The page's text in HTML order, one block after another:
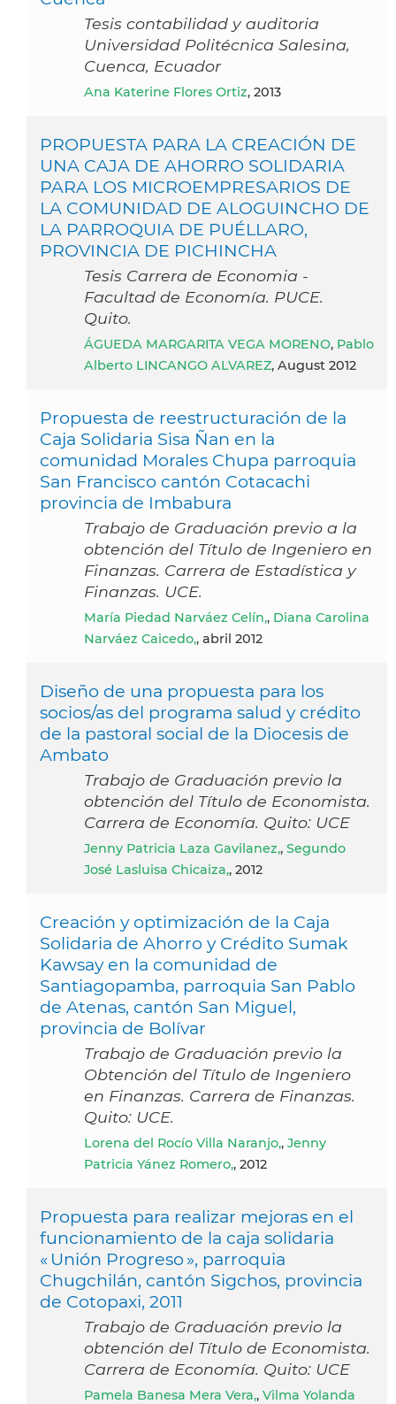
Tesis contabilidad y auditoria
Universidad Politécnica Salesina,
Cuenca, Ecuador
Ana Katerine Flores Ortiz, 2013
PROPUESTA PARA LA CREACIÓN DE
UNA CAJA DE AHORRO SOLIDARIA
PARA LOS MICROEMPRESARIOS DE
LA COMUNIDAD DE ALOGUINCHO DE
LA PARROQUIA DE PUÉLLARO,
PROVINCIA DE PICHINCHA
Tesis Carrera de Economia -
Facultad de Economía. PUCE.
Quito.
ÁGUEDA MARGARITA VEGA MORENO, Pablo
Alberto LINCANGO ALVAREZ, August 2012
Propuesta de reestructuración de la
Caja Solidaria Sisa Ñan en la
comunidad Morales Chupa parroquia
San Francisco cantón Cotacachi
provincia de Imbabura
Trabajo de Graduación previo a la
obtención del Título de Ingeniero en
Finanzas. Carrera de Estadística y
Finanzas. UCE.
María Piedad Narváez Celín,, Diana Carolina
Narváez Caicedo,, abril 2012
Diseño de una propuesta para los
socios/as del programa salud y crédito
de la pastoral social de la Diocesis de
Ambato
Trabajo de Graduación previo la
obtención del Título de Economista.
Carrera de Economía. Quito: UCE
Jenny Patricia Laza Gavilanez,, Segundo
José Lasluisa Chicaiza,, 2012
Creación y optimización de la Caja
Solidaria de Ahorro y Crédito Sumak
Kawsay en la comunidad de
Santiagopamba, parroquia San Pablo
de Atenas, cantón San Miguel,
provincia de Bolívar
Trabajo de Graduación previo la
Obtención del Título de Ingeniero
en Finanzas. Carrera de Finanzas.
Quito: UCE.
Lorena del Rocío Villa Naranjo,, Jenny
Patricia Yánez Romero,, 2012
Propuesta para realizar mejoras en el
funcionamiento de la caja solidaria
« Unión Progreso », parroquia
Chugchilán, cantón Sigchos, provincia
de Cotopaxi, 2011
Trabajo de Graduación previo la
obtención del Título de Economista.
Carrera de Economía. Quito: UCE
Pamela Banesa Mera Vera,, Vilma Yolanda